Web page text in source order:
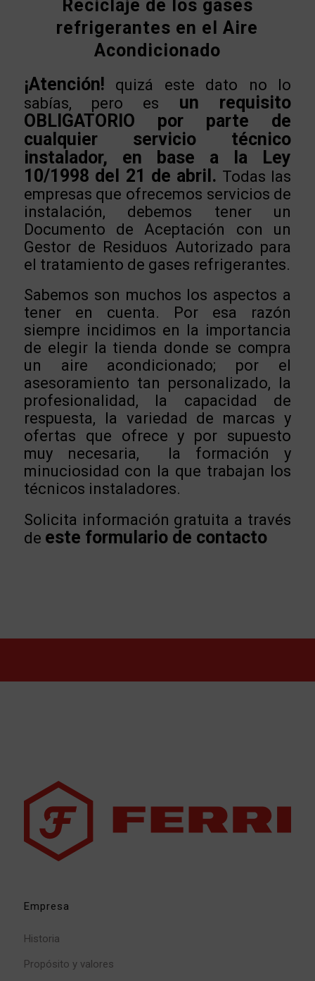
Reciclaje de los gases
refrigerantes en el Aire
Acondicionado
¡Atención! quizá este dato no lo
sabías, pero es
un requisito
OBLIGATORIO por parte de
cualquier servicio técnico
instalador, en base a la Ley
10/1998 del 21 de abril. Todas las
empresas que ofrecemos servicios de
instalación, debemos tener un
Documento de Aceptación con un
Gestor de Residuos Autorizado para
el tratamiento de gases refrigerantes.
Sabemos son muchos los aspectos a
tener en cuenta. Por esa razón
siempre incidimos en la importancia
de elegir la tienda donde se compra
un aire acondicionado; por el
asesoramiento tan personalizado, la
profesionalidad, la capacidad de
respuesta, la variedad de marcas y
ofertas que ofrece y por supuesto
muy necesaria,
la formación y
minuciosidad con la que trabajan los
técnicos instaladores.
Solicita información gratuita a través
de este formulario de contacto
Empresa
Historia
Propósito y valores